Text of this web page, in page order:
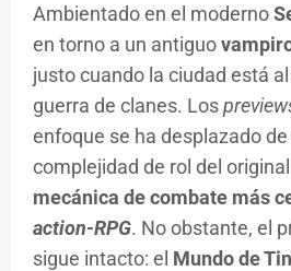
Ambientado en el moderno
en torno a un antiguo
justo cuando la ciudad está
guerra de clanes. Los
enfoque se ha desplazado
complejidad de rol del
mecánica de combate más
action-RPG. No obstante, el
sigue intacto: el Mundo de